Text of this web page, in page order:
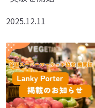
2025.12.11